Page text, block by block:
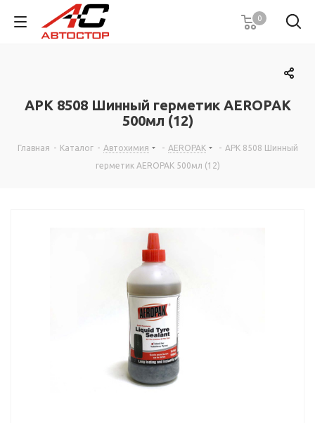
0
APK 8508 Шинный герметик AEROPAK
500мл (12)
Главная - Каталог - Автохимия - AEROPAK - APK 8508 Шинный
герметик AEROPAK 500мл (12)